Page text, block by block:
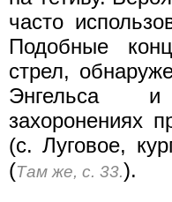
часто
Подобные
стрел,
Энгельса
захоронениях
(с. Луговое,
(Там же, с. 33.).